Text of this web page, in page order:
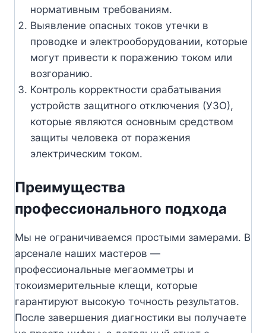
нормативным требованиям.
Выявление опасных токов утечки в
проводке и электрооборудовании, которые
могут привести к поражению током или
возгоранию.
Контроль корректности срабатывания
устройств защитного отключения (УЗО),
которые являются основным средством
защиты человека от поражения
электрическим током.
Преимущества
профессионального подхода
Мы не ограничиваемся простыми замерами. В
арсенале наших мастеров —
профессиональные мегаомметры и
токоизмерительные клещи, которые
гарантируют высокую точность результатов.
После завершения диагностики вы получаете